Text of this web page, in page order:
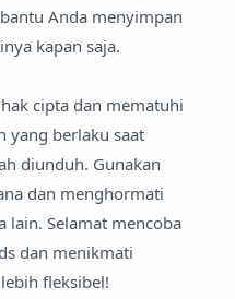
Anda menyimpan
kapan saja.
cipta dan mematuhi
yang berlaku saat
diunduh. Gunakan
dan menghormati
lain. Selamat mencoba
dan menikmati
fleksibel!